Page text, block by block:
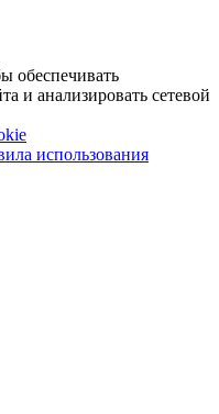
обеспечивать
и анализировать сетевой
использования